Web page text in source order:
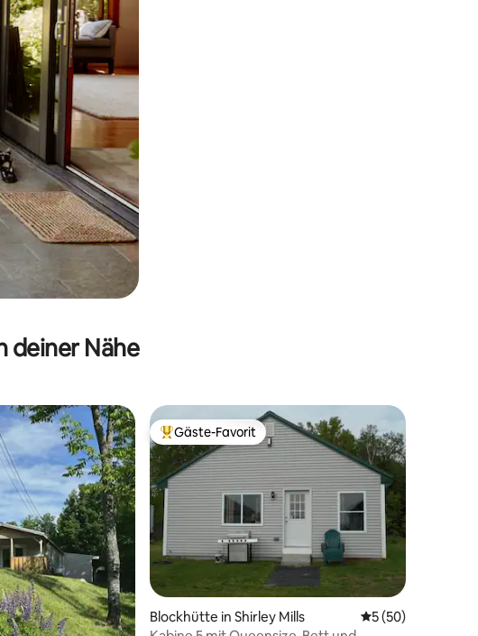
deiner Nähe
von 5, 237 Bewertungen
Beliebter Gäste-Favorit.
Gäste-Favorit
Blockhütte in Shirley Mills Durchschnittliche
5 (50)